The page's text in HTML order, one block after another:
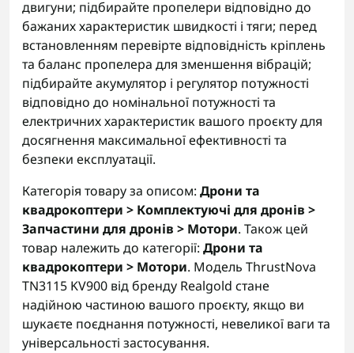
двигуни; підбирайте пропелери відповідно до
бажаних характеристик швидкості і тяги; перед
встановленням перевірте відповідність кріплень
та баланс пропелера для зменшення вібрацій;
підбирайте акумулятор і регулятор потужності
відповідно до номінальної потужності та
електричних характеристик вашого проєкту для
досягнення максимальної ефективності та
безпеки експлуатації.
Категорія товару за описом: Дрони та
квадрокоптери > Комплектуючі для дронів >
Запчастини для дронів > Мотори. Також цей
товар належить до категорії: Дрони та
квадрокоптери > Мотори. Модель ThrustNova
TN3115 KV900 від бренду Realgold стане
надійною частиною вашого проєкту, якщо ви
шукаєте поєднання потужності, невеликої ваги та
універсальності застосування.